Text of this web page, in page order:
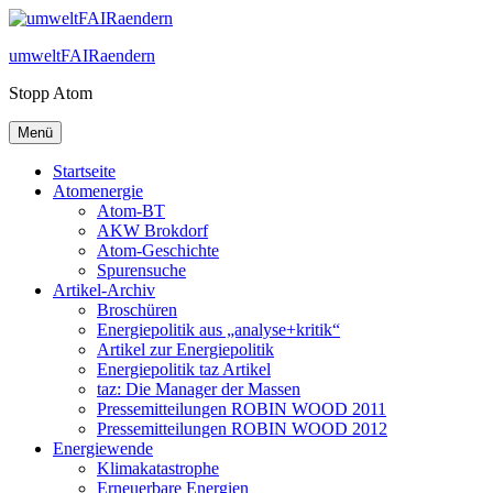
Zum
springen
umweltFAIRaendern
Stopp Atom
Menü
Startseite
Atomenergie
Atom-BT
AKW Brokdorf
Atom-Geschichte
Spurensuche
Artikel-Archiv
Broschüren
Energiepolitik aus „analyse+kritik“
Artikel zur Energiepolitik
Energiepolitik taz Artikel
taz: Die Manager der Massen
Pressemitteilungen ROBIN WOOD 2011
Pressemitteilungen ROBIN WOOD 2012
Energiewende
Klimakatastrophe
Erneuerbare Energien